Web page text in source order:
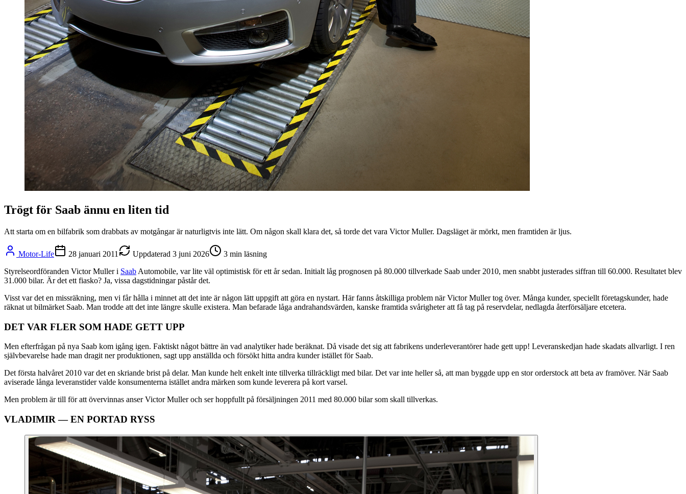
Trögt för Saab ännu en liten tid
Att starta om en bilfabrik som drabbats av motgångar är naturligtvis inte lätt. Om någon skall klara det, så torde det vara Victor Muller. Dagsläget är mörkt, men framtiden är ljus.
Motor-Life 28 januari 2011 Uppdaterad 3 juni 2026 3 min läsning
Styrelseordföranden Victor Muller i Saab Automobile, var lite väl optimistisk för ett år sedan. Initialt låg prognosen på 80.000 tillverkade Saab under 2010, men snabbt justerades siffran till 60.000. Resultatet blev
31.000 bilar. Är det ett fiasko? Ja, vissa dagstidningar påstår det.
Visst var det en missräkning, men vi får hålla i minnet att det inte är någon lätt uppgift att göra en nystart. Här fanns åtskilliga problem när Victor Muller tog över. Många kunder, speciellt företagskunder, hade
räknat ut bilmärket Saab. Man trodde att det inte längre skulle existera. Man befarade låga andrahandsvärden, kanske framtida svårigheter att få tag på reservdelar, nedlagda återförsäljare etcetera.
DET VAR FLER SOM HADE GETT UPP
Men efterfrågan på nya Saab kom igång igen. Faktiskt något bättre än vad analytiker hade beräknat. Då visade det sig att fabrikens underleverantörer hade gett upp! Leveranskedjan hade skadats allvarligt. I ren
självbevarelse hade man dragit ner produktionen, sagt upp anställda och försökt hitta andra kunder istället för Saab.
Det första halvåret 2010 var det en skriande brist på delar. Man kunde helt enkelt inte tillverka tillräckligt med bilar. Det var inte heller så, att man byggde upp en stor orderstock att beta av framöver. När Saab
aviserade långa leveranstider valde konsumenterna istället andra märken som kunde leverera på kort varsel.
Men problem är till för att övervinnas anser Victor Muller och ser hoppfullt på försäljningen 2011 med 80.000 bilar som skall tillverkas.
VLADIMIR — EN PORTAD RYSS